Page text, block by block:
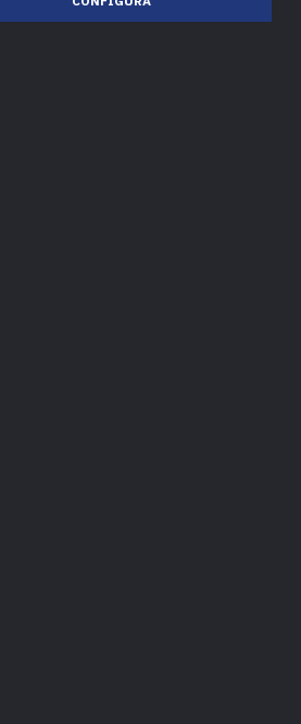
Visconti legati ai feudi di Albizzate. Il
difensivo lungo la fascia nord-
furono i proprietari del castello
passò alla famiglia Bigli, Conti
ai Conti Confalonieri – Strattman e
Conti Barbiano di Belgiojoso, attuali
all'inizio del Quattrocento come
più volte rivisitato. Oggi si presenta
con un grande cortile centrale e
di origine tardo romana. La facciata
si sviluppa su due piani e presenta
torrette circolari e la merlatura sulla
in un ampio parco all’inglese con
Del complesso fanno parte anche le
ex Chinetti, pregevoli esempi di
Di proprietà privata, non è
propria, CC BY-SA 4.0